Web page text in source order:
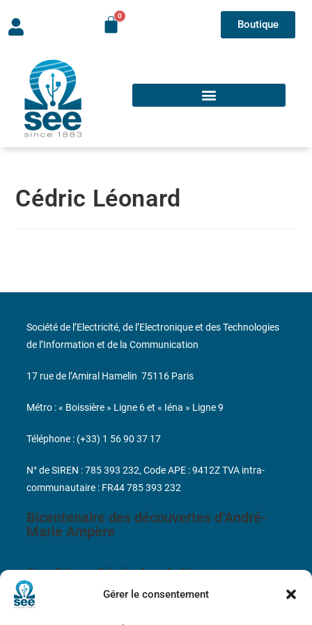
Gérer le consentement
Boutique
Cédric Léonard
Bicentenaire des découvertes d’André-
Marie Ampère
Conditions Générales de Vente
Société de l’Electricité, de l’Electronique et des Technologies
de l’Information et de la Communication
17 rue de l’Amiral Hamelin 75116 Paris
Métro : « Boissière » Ligne 6 et « Iéna » Ligne 9
Téléphone : (+33) 1 56 90 37 17
N° de SIREN : 785 393 232, Code APE : 9412Z TVA intra-
communautaire : FR44 785 393 232